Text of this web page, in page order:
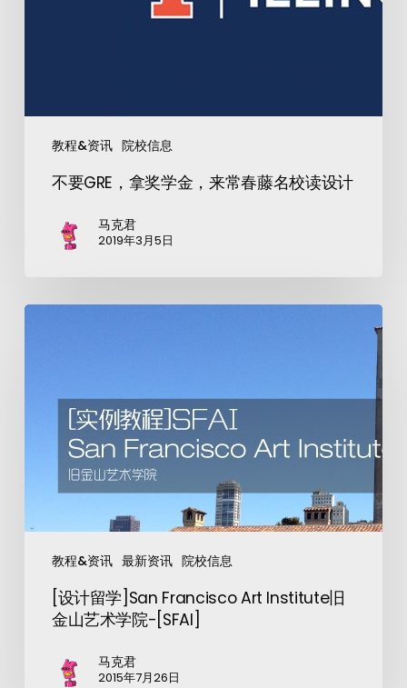
教程&资讯 院校信息
不要GRE，拿奖学金，来常春藤名校读设计
马克君
2019年3月5日
教程&资讯 最新资讯 院校信息
[设计留学]San Francisco Art Institute旧
金山艺术学院-[SFAI]
马克君
2015年7月26日